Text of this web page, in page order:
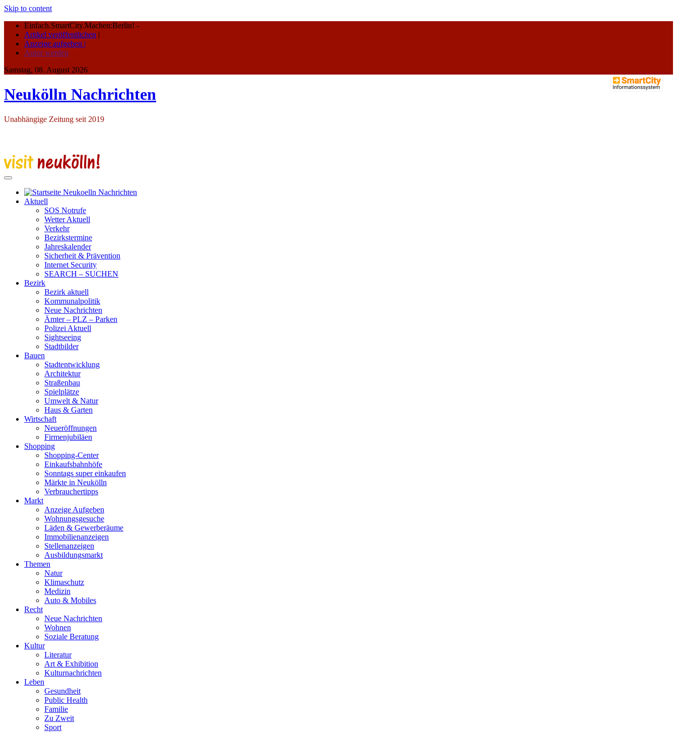
Skip to content
Einfach.SmartCity.Machen:Berlin! -
Artikel veröffentlichen |
Anzeige aufgeben |
Autor werden
Samstag, 08. August 2026
Neukölln Nachrichten
Unabhängige Zeitung seit 2019
Aktuell
SOS Notrufe
Wetter Aktuell
Verkehr
Bezirkstermine
Jahreskalender
Sicherheit & Prävention
Internet Security
SEARCH – SUCHEN
Bezirk
Bezirk aktuell
Kommunalpolitik
Neue Nachrichten
Ämter – PLZ – Parken
Polizei Aktuell
Sightseeing
Stadtbilder
Bauen
Stadtentwicklung
Architektur
Straßenbau
Spielplätze
Umwelt & Natur
Haus & Garten
Wirtschaft
Neueröffnungen
Firmenjubiläen
Shopping
Shopping-Center
Einkaufsbahnhöfe
Sonntags super einkaufen
Märkte in Neukölln
Verbrauchertipps
Markt
Anzeige Aufgeben
Wohnungsgesuche
Läden & Gewerberäume
Immobilienanzeigen
Stellenanzeigen
Ausbildungsmarkt
Themen
Natur
Klimaschutz
Medizin
Auto & Mobiles
Recht
Neue Nachrichten
Wohnen
Soziale Beratung
Kultur
Literatur
Art & Exhibition
Kulturnachrichten
Leben
Gesundheit
Public Health
Familie
Zu Zweit
Sport